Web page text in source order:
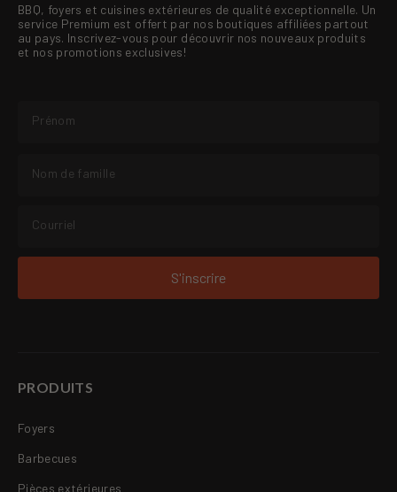
BBQ, foyers et cuisines extérieures de qualité exceptionnelle. Un
service Premium est offert par nos boutiques affiliées partout
au pays. Inscrivez-vous pour découvrir nos nouveaux produits
et nos promotions exclusives!
S'inscrire
PRODUITS
Foyers
Barbecues
Pièces extérieures